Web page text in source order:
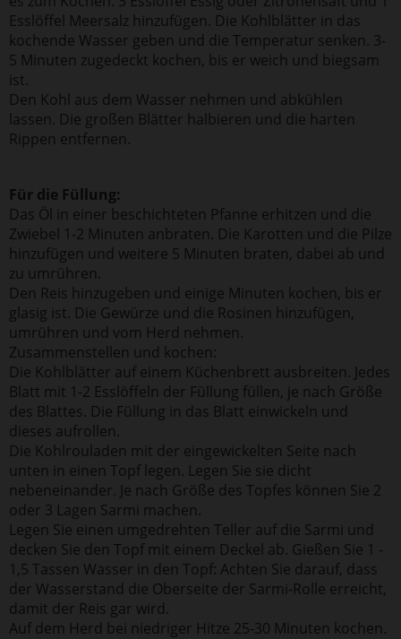
Esslöffel Meersalz hinzufügen. Die Kohlblätter in das
kochende Wasser geben und die Temperatur senken. 3-
5 Minuten zugedeckt kochen, bis er weich und biegsam
ist.
Den Kohl aus dem Wasser nehmen und abkühlen
lassen. Die großen Blätter halbieren und die harten
Rippen entfernen.
Für die Füllung:
Das Öl in einer beschichteten Pfanne erhitzen und die
Zwiebel 1-2 Minuten anbraten. Die Karotten und die Pilze
hinzufügen und weitere 5 Minuten braten, dabei ab und
zu umrühren.
Den Reis hinzugeben und einige Minuten kochen, bis er
glasig ist. Die Gewürze und die Rosinen hinzufügen,
umrühren und vom Herd nehmen.
Zusammenstellen und kochen:
Die Kohlblätter auf einem Küchenbrett ausbreiten. Jedes
Blatt mit 1-2 Esslöffeln der Füllung füllen, je nach Größe
des Blattes. Die Füllung in das Blatt einwickeln und
dieses aufrollen.
Die Kohlrouladen mit der eingewickelten Seite nach
unten in einen Topf legen. Legen Sie sie dicht
nebeneinander. Je nach Größe des Topfes können Sie 2
oder 3 Lagen Sarmi machen.
Legen Sie einen umgedrehten Teller auf die Sarmi und
decken Sie den Topf mit einem Deckel ab. Gießen Sie 1 -
1,5 Tassen Wasser in den Topf: Achten Sie darauf, dass
der Wasserstand die Oberseite der Sarmi-Rolle erreicht,
damit der Reis gar wird.
Auf dem Herd bei niedriger Hitze 25-30 Minuten kochen.